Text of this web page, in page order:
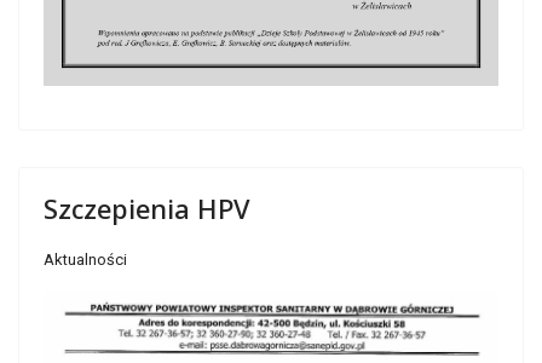
Szczepienia HPV
Aktualności